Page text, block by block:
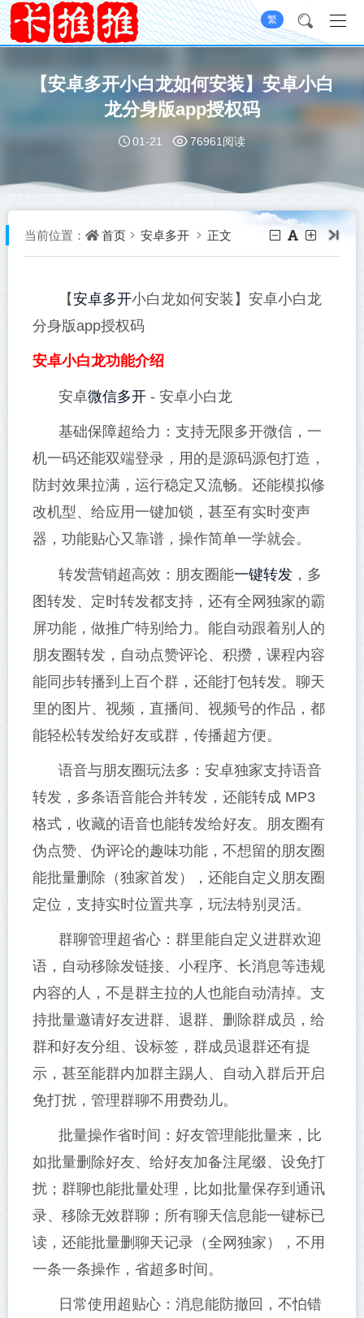
繁
【安卓多开小白龙如何安装】安卓小白
龙分身版app授权码
01-21 76961阅读
当前位置： 首页 安卓多开 正文
【安卓多开小白龙如何安装】安卓小白龙
分身版app授权码
安卓小白龙功能介绍
安卓微信多开 - 安卓小白龙
基础保障超给力：支持无限多开微信，一
机一码还能双端登录，用的是源码源包打造，
防封效果拉满，运行稳定又流畅。还能模拟修
改机型、给应用一键加锁，甚至有实时变声
器，功能贴心又靠谱，操作简单一学就会。
转发营销超高效：朋友圈能一键转发 ，多
图转发、定时转发都支持，还有全网独家的霸
屏功能，做推广特别给力。能自动跟着别人的
朋友圈转发，自动点赞评论、积攒，课程内容
能同步转播到上百个群，还能打包转发。聊天
里的图片、视频，直播间、视频号的作品，都
能轻松转发给好友或群，传播超方便。
语音与朋友圈玩法多：安卓独家支持语音
转发，多条语音能合并转发，还能转成 MP3
格式，收藏的语音也能转发给好友。朋友圈有
伪点赞、伪评论的趣味功能，不想留的朋友圈
能批量删除（独家首发），还能自定义朋友圈
定位，支持实时位置共享，玩法特别灵活。
群聊管理超省心：群里能自定义进群欢迎
语，自动移除发链接、小程序、长消息等违规
内容的人，不是群主拉的人也能自动清掉。支
持批量邀请好友进群、退群、删除群成员，给
群和好友分组、设标签，群成员退群还有提
示，甚至能群内加群主踢人、自动入群后开启
免打扰，管理群聊不用费劲儿。
批量操作省时间：好友管理能批量来，比
如批量删除好友、给好友加备注尾缀、设免打
扰；群聊也能批量处理，比如批量保存到通讯
录、移除无效群聊；所有聊天信息能一键标已
读，还能批量删聊天记录（全网独家），不用
一条一条操作，省超多时间。
日常使用超贴心：消息能防撤回，不怕错